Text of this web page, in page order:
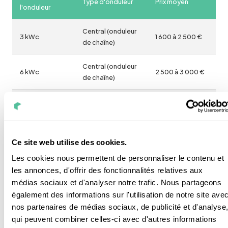
Ce site web utilise des cookies.
Les cookies nous permettent de personnaliser le contenu et
les annonces, d'offrir des fonctionnalités relatives aux
médias sociaux et d'analyser notre trafic. Nous partageons
également des informations sur l'utilisation de notre site
nos partenaires de médias sociaux, de publicité et d'analyse,
qui peuvent combiner celles-ci avec d'autres informations
l'onduleur
3 kWc
Central (onduleur
de chaîne)
1 600 à 2 500 €
6 kWc
Central (onduleur
de chaîne)
2 500 à 3 000 €
9 kWc 3 100 à 3 600 €
0 à 12 kWc Micro-onduleur
Par quoi remplacer un